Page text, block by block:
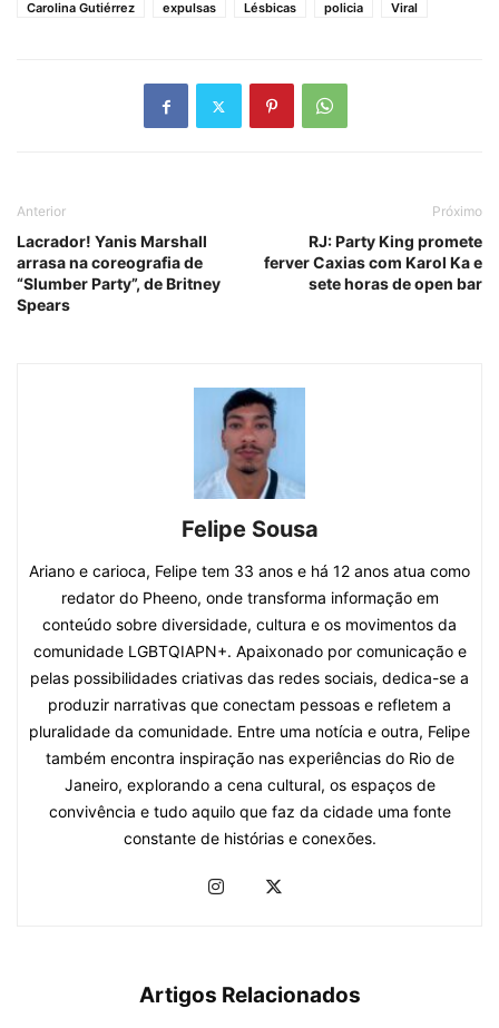
Carolina Gutiérrez
expulsas Lésbicas policia Viral
Anterior
Lacrador! Yanis Marshall
arrasa na coreografia de
“Slumber Party”, de Britney
Spears
Próximo
RJ: Party King promete
ferver Caxias com Karol Ka e
sete horas de open bar
Felipe Sousa
Ariano e carioca, Felipe tem 33 anos e há 12 anos atua como
redator do Pheeno, onde transforma informação em
conteúdo sobre diversidade, cultura e os movimentos da
comunidade LGBTQIAPN+. Apaixonado por comunicação e
pelas possibilidades criativas das redes sociais, dedica-se a
produzir narrativas que conectam pessoas e refletem a
pluralidade da comunidade. Entre uma notícia e outra, Felipe
também encontra inspiração nas experiências do Rio de
Janeiro, explorando a cena cultural, os espaços de
convivência e tudo aquilo que faz da cidade uma fonte
constante de histórias e conexões.
Artigos Relacionados